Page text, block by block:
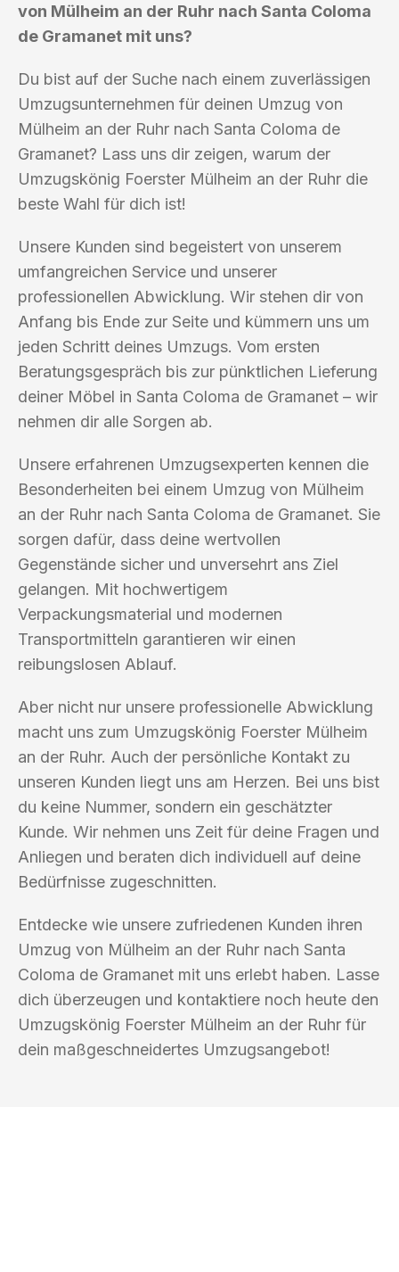
von Mülheim an der Ruhr nach Santa Coloma
de Gramanet mit uns?
Du bist auf der Suche nach einem zuverlässigen
Umzugsunternehmen für deinen Umzug von
Mülheim an der Ruhr nach Santa Coloma de
Gramanet? Lass uns dir zeigen, warum der
Umzugskönig Foerster Mülheim an der Ruhr die
beste Wahl für dich ist!
Unsere Kunden sind begeistert von unserem
umfangreichen Service und unserer
professionellen Abwicklung. Wir stehen dir von
Anfang bis Ende zur Seite und kümmern uns um
jeden Schritt deines Umzugs. Vom ersten
Beratungsgespräch bis zur pünktlichen Lieferung
deiner Möbel in Santa Coloma de Gramanet – wir
nehmen dir alle Sorgen ab.
Unsere erfahrenen Umzugsexperten kennen die
Besonderheiten bei einem Umzug von Mülheim
an der Ruhr nach Santa Coloma de Gramanet. Sie
sorgen dafür, dass deine wertvollen
Gegenstände sicher und unversehrt ans Ziel
gelangen. Mit hochwertigem
Verpackungsmaterial und modernen
Transportmitteln garantieren wir einen
reibungslosen Ablauf.
Aber nicht nur unsere professionelle Abwicklung
macht uns zum Umzugskönig Foerster Mülheim
an der Ruhr. Auch der persönliche Kontakt zu
unseren Kunden liegt uns am Herzen. Bei uns bist
du keine Nummer, sondern ein geschätzter
Kunde. Wir nehmen uns Zeit für deine Fragen und
Anliegen und beraten dich individuell auf deine
Bedürfnisse zugeschnitten.
Entdecke wie unsere zufriedenen Kunden ihren
Umzug von Mülheim an der Ruhr nach Santa
Coloma de Gramanet mit uns erlebt haben. Lasse
dich überzeugen und kontaktiere noch heute den
Umzugskönig Foerster Mülheim an der Ruhr für
dein maßgeschneidertes Umzugsangebot!